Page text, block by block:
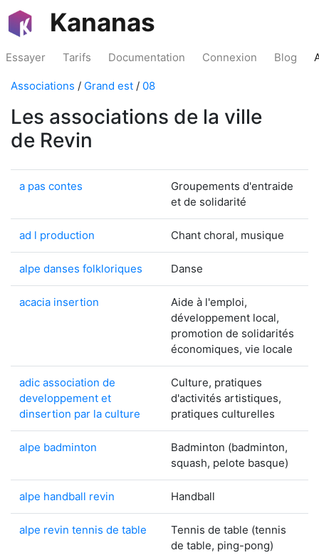
Kananas
Essayer Tarifs Documentation Connexion Blog
Associations / Grand est / 08
Les associations de la ville
de Revin
a pas contes
Groupements d'entraide
et de solidarité
ad l production Chant choral, musique
alpe danses folkloriques Danse
acacia insertion
Aide à l'emploi,
développement local,
promotion de solidarités
économiques, vie locale
adic association de
developpement et
dinsertion par la culture
Culture, pratiques
d'activités artistiques,
pratiques culturelles
alpe badminton
Badminton (badminton,
squash, pelote basque)
alpe handball revin Handball
alpe revin tennis de table
Tennis de table (tennis
de table, ping-pong)